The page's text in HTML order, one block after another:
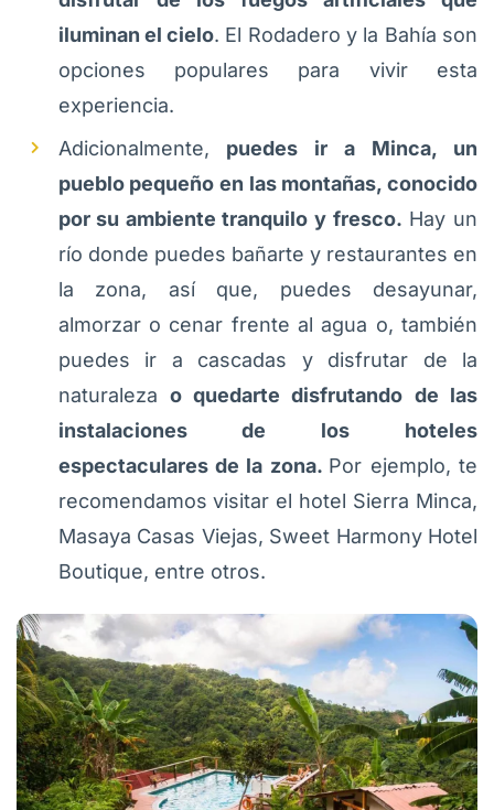
iluminan el cielo. El Rodadero y la Bahía son
opciones populares para vivir esta
experiencia.
Adicionalmente, puedes ir a Minca, un
pueblo pequeño en las montañas, conocido
por su ambiente tranquilo y fresco. Hay un
río donde puedes bañarte y restaurantes en
la zona, así que, puedes desayunar,
almorzar o cenar frente al agua o, también
puedes ir a cascadas y disfrutar de la
naturaleza o quedarte disfrutando de las
instalaciones de los hoteles
espectaculares de la zona. Por ejemplo, te
recomendamos visitar el hotel Sierra Minca,
Masaya Casas Viejas, Sweet Harmony Hotel
Boutique, entre otros.